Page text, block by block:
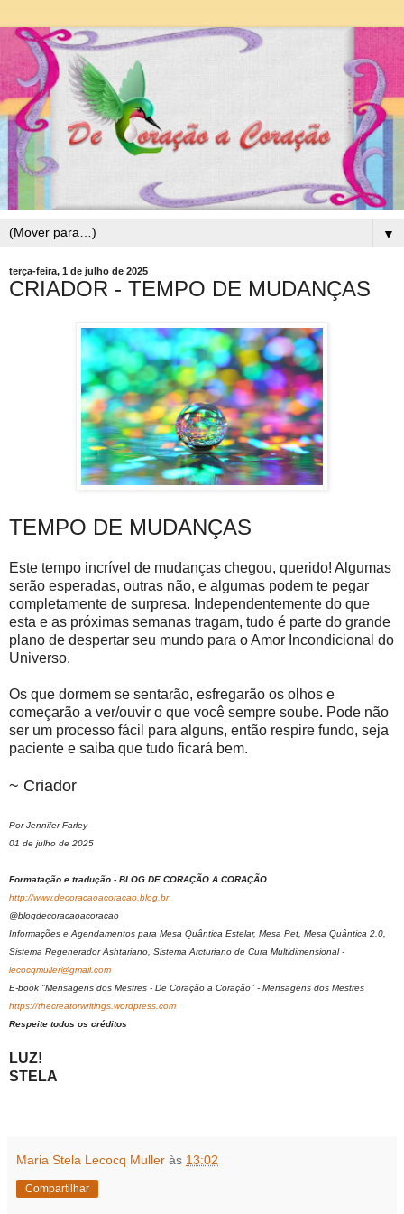
▼
terça-feira, 1 de julho de 2025
CRIADOR - TEMPO DE MUDANÇAS
TEMPO DE MUDANÇAS
Este tempo incrível de mudanças chegou, querido! Algumas
serão esperadas, outras não, e algumas podem te pegar
completamente de surpresa. Independentemente do que
esta e as próximas semanas tragam, tudo é parte do grande
plano de despertar seu mundo para o Amor Incondicional do
Universo.
Os que dormem se sentarão, esfregarão os olhos e
começarão a ver/ouvir o que você sempre soube. Pode não
ser um processo fácil para alguns, então respire fundo, seja
paciente e saiba que tudo ficará bem.
~ Criador
Por Jennifer Farley
01 de julho de 2025
Formatação e tradução - BLOG DE CORAÇÃO A CORAÇÃO
http://www.decoracaoacoracao.blog.br
@blogdecoracaoacoracao
Informações e Agendamentos para Mesa Quântica Estelar, Mesa Pet, Mesa Quântica 2.0,
Sistema Regenerador Ashtariano, Sistema Arcturiano de Cura Multidimensional -
lecocqmuller@gmail.com
E-book "Mensagens dos Mestres - De Coração a Coração" - Mensagens dos Mestres
https://thecreatorwritings.wordpress.com
Respeite todos os créditos
LUZ!
STELA
Maria Stela Lecocq Muller às 13:02
Compartilhar